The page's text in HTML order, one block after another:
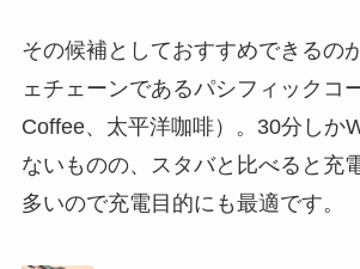
その候補としておすすめできるの
ェチェーンであるパシフィックコ
Coffee、太平洋咖啡）。30分しか
ないものの、スタバと比べると充
多いので充電目的にも最適です。